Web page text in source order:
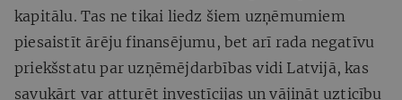
kapitālu. Tas ne tikai liedz šiem uzņēmumiem
piesaistīt ārēju finansējumu, bet arī rada negatīvu
priekšstatu par uzņēmējdarbības vidi Latvijā, kas
savukārt var atturēt investīcijas un vājināt uzticību